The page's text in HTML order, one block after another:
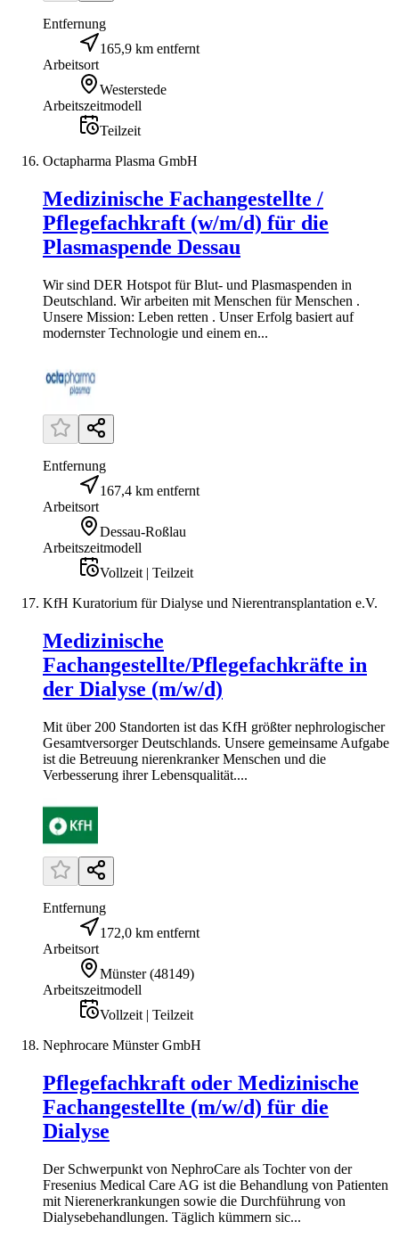
Entfernung
165,9 km entfernt
Arbeitsort
Westerstede
Arbeitszeitmodell
Teilzeit
Octapharma Plasma GmbH
Medizinische Fachangestellte /
Pflegefachkraft (w/m/d) für die
Plasmaspende Dessau
Wir sind DER Hotspot für Blut- und Plasmaspenden in
Deutschland. Wir arbeiten mit Menschen für Menschen .
Unsere Mission: Leben retten . Unser Erfolg basiert auf
modernster Technologie und einem en...
Entfernung
167,4 km entfernt
Arbeitsort
Dessau-Roßlau
Arbeitszeitmodell
Vollzeit | Teilzeit
KfH Kuratorium für Dialyse und Nierentransplantation e.V.
Medizinische
Fachangestellte/Pflegefachkräfte in
der Dialyse (m/w/d)
Mit über 200 Standorten ist das KfH größter nephrologischer
Gesamtversorger Deutschlands. Unsere gemeinsame Aufgabe
ist die Betreuung nierenkranker Menschen und die
Verbesserung ihrer Lebensqualität....
Entfernung
172,0 km entfernt
Arbeitsort
Münster (48149)
Arbeitszeitmodell
Vollzeit | Teilzeit
Nephrocare Münster GmbH
Pflegefachkraft oder Medizinische
Fachangestellte (m/w/d) für die
Dialyse
Der Schwerpunkt von NephroCare als Tochter von der
Fresenius Medical Care AG ist die Behandlung von Patienten
mit Nierenerkrankungen sowie die Durchführung von
Dialysebehandlungen. Täglich kümmern sic...